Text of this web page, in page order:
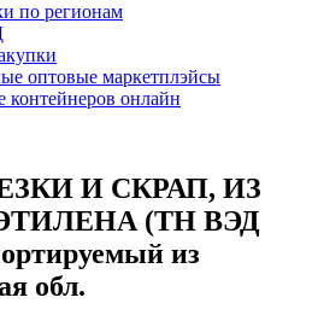
по регионам
оптовые маркетплэйсы
контейнеров онлайн
И СКРАП, ИЗ
(ТН ВЭД
из
обл.